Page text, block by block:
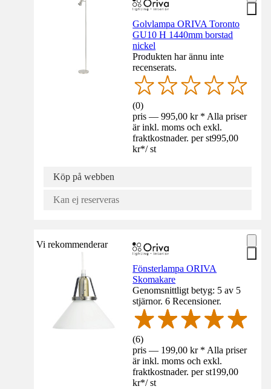
Golvlampa ORIVA Toronto
GU10 H 1440mm borstad
nickel
Produkten har ännu inte
recenserats.
(0)
pris — 995,00 kr * Alla priser
är inkl. moms och exkl.
fraktkostnader. per st995,00
kr*/ st
Köp på webben
Kan ej reserveras
Vi rekommenderar
Fönsterlampa ORIVA
Skomakare
Genomsnittligt betyg: 5 av 5
stjärnor. 6 Recensioner.
(6)
pris — 199,00 kr * Alla priser
är inkl. moms och exkl.
fraktkostnader. per st199,00
kr*/ st